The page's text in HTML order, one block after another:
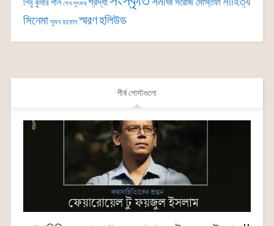
শিবু কুমার শীল শেখ লুৎফর সরোজ মোস্তফা
সিনেমা সুমন রহমান স্মরণহলিউড
শীর্ষ পোস্টগুলো